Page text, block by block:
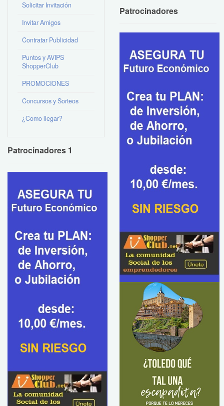
Solicitar Invitación
Invitar Amigos
Contratar Publicidad
Puntos y AVIPS
ShopperClub
PROMOCIONES
Concursos y Sorteos
¿Como llegar?
Patrocinadores 1
Patrocinadores